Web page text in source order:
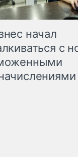
начал
с